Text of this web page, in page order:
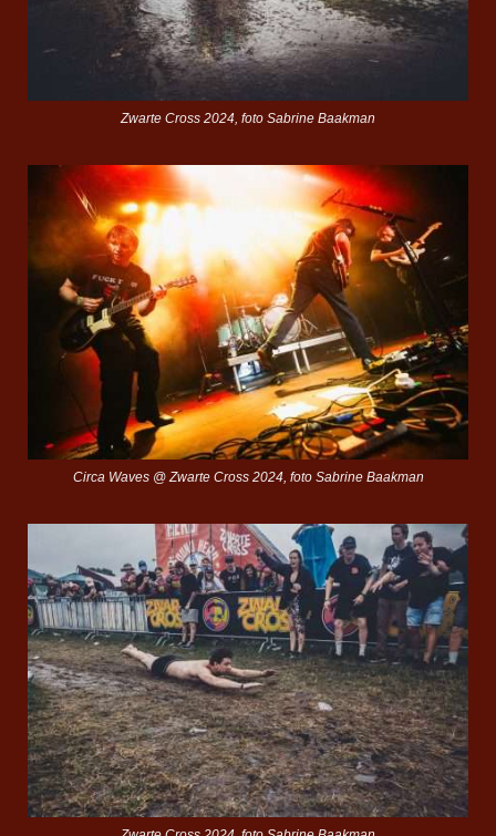
Zwarte Cross 2024, foto Sabrine Baakman
Circa Waves @ Zwarte Cross 2024, foto Sabrine Baakman